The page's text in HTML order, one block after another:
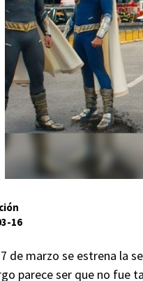
16
de marzo se estrena la
parece ser que no fue